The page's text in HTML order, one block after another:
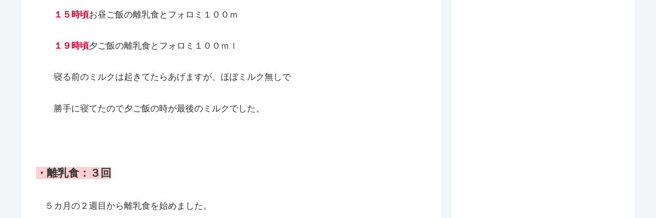
１５時頃お昼ご飯の離乳食とフォロミ１００ｍ
１９時頃夕ご飯の離乳食とフォロミ１００ｍｌ
寝る前のミルクは起きてたらあげますが、ほぼミルク無しで
勝手に寝てたので夕ご飯の時が最後のミルクでした。
・離乳食：３回
５カ月の２週目から離乳食を始めました。